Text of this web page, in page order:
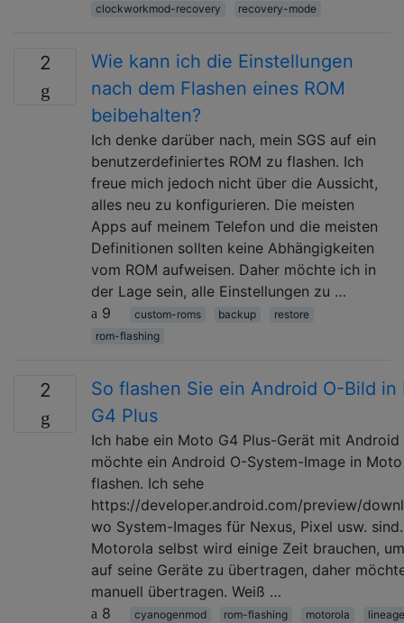
clockworkmod-recovery recovery-mode
2
Wie kann ich die Einstellungen
nach dem Flashen eines ROM
beibehalten?
Ich denke darüber nach, mein SGS auf ein
benutzerdefiniertes ROM zu flashen. Ich
freue mich jedoch nicht über die Aussicht,
alles neu zu konfigurieren. Die meisten
Apps auf meinem Telefon und die meisten
Definitionen sollten keine Abhängigkeiten
vom ROM aufweisen. Daher möchte ich in
der Lage sein, alle Einstellungen zu …
9
custom-roms backup
restore
rom-flashing
2
So flashen Sie ein Android O-Bild in
G4 Plus
Ich habe ein Moto G4 Plus-Gerät mit Android
möchte ein Android O-System-Image in
flashen. Ich sehe
https://developer.android.com/preview/
wo System-Images für Nexus, Pixel usw. sind.
Motorola selbst wird einige Zeit brauchen,
auf seine Geräte zu übertragen, daher
manuell übertragen. Weiß …
8
cyanogenmod rom-flashing motorola